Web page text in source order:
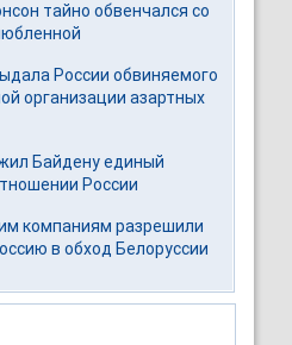
тайно обвенчался со
России обвиняемого
организации азартных
Байдену единый
России
компаниям разрешили
в обход Белоруссии